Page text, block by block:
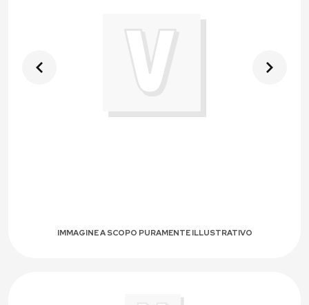
IMMAGINE A SCOPO PURAMENTE ILLUSTRATIVO